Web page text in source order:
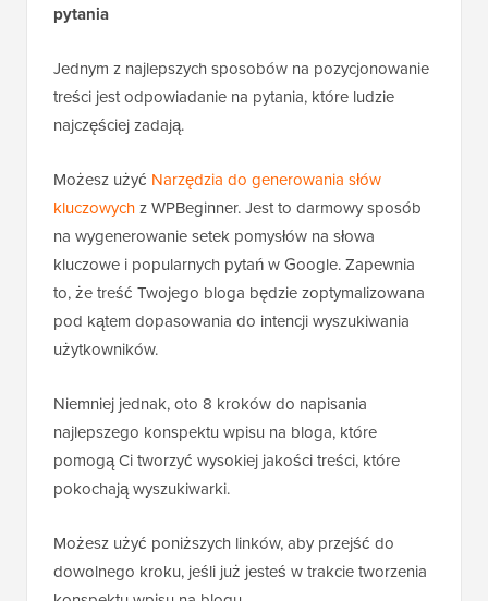
pytania
Jednym z najlepszych sposobów na pozycjonowanie
treści jest odpowiadanie na pytania, które ludzie
najczęściej zadają.
Możesz użyć Narzędzia do generowania słów
kluczowychz WPBeginner. Jest to darmowy sposób
na wygenerowanie setek pomysłów na słowa
kluczowe i popularnych pytań w Google. Zapewnia
to, że treść Twojego bloga będzie zoptymalizowana
pod kątem dopasowania do intencji wyszukiwania
użytkowników.
Niemniej jednak, oto 8 kroków do napisania
najlepszego konspektu wpisu na bloga, które
pomogą Ci tworzyć wysokiej jakości treści, które
pokochają wyszukiwarki.
Możesz użyć poniższych linków, aby przejść do
dowolnego kroku, jeśli już jesteś w trakcie tworzenia